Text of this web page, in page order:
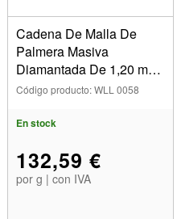
2,40 mm (2)
2,50 mm (3)
3,00 mm (1)
3,30 mm (1)
3,50 mm (1)
4,30 mm (1)
Oro amarillo 18 kt (13)
Mostrar
Artículos en venta
Los más vendidos
Cadena De Malla De
Palmera Masiva
Diamantada De 1,20 mm,
Oro Amarillo De 18
Código producto: WLL 0058
En stock
132,59 €
por g | con IVA